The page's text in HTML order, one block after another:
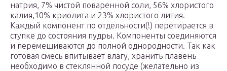
натрия, 7% чистой поваренной соли, 56% хлористого
калия,10% криолита и 23% хлористого лития.
Каждый компонент по отдельности(!) перетирается в
ступке до состояния пудры. Компоненты соединяются
и перемешиваются до полной однородности. Так как
готовая смесь впитывает влагу, хранить плавень
необходимо в стеклянной посуде (желательно из